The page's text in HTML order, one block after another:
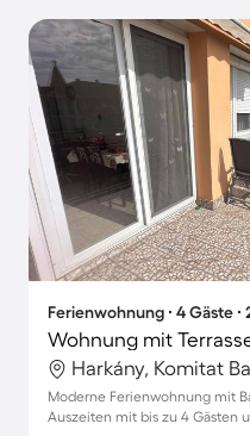
Ferienwohnung ∙ 4 Gäste
Wohnung mit
Harkány, Komitat
Moderne Ferienwohnung mit
Auszeiten mit bis zu 4 Gästen